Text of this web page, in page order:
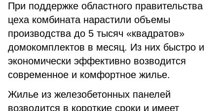
При поддержке областного правительства
цеха комбината нарастили объемы
производства до 5 тысяч «квадратов»
домокомплектов в месяц. Из них быстро и
экономически эффективно возводится
современное и комфортное жилье.
Жилье из железобетонных панелей
возводится в короткие сроки и имеет